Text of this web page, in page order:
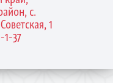
с.
1
1-37